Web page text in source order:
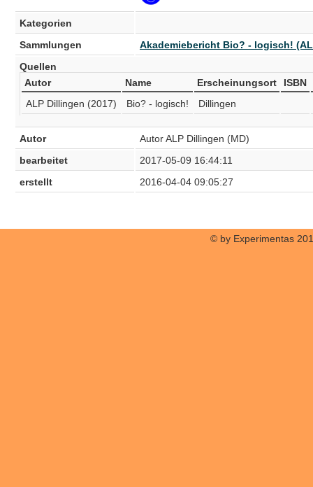
Kategorien
Sammlungen
Akademiebericht Bio? - logisch!
Quellen
Autor
Name Erscheinungsort
ISBN
ALP Dillingen (2017)
Bio? - logisch! Dillingen
Autor
Autor ALP Dillingen (MD)
bearbeitet
2017-05-09 16:44:11
erstellt
2016-04-04 09:05:27
© by Experimentas